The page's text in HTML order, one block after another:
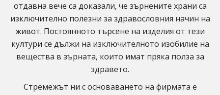
отдавна вече са доказали, че зърнените храни са
изключително полезни за здравословния начин на
живот. Постоянното търсене на изделия от тези
култури се дължи на изключителното изобилие на
вещества в зърната, които имат пряка полза за
здравето.
Стремежът ни с основаването на фирмата е